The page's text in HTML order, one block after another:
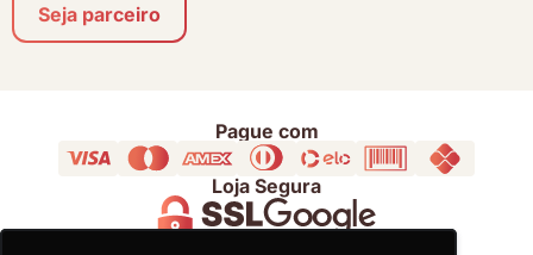
Seja parceiro
Pague com
Loja Segura